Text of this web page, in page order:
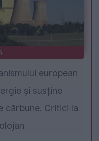
european
și susține
cărbune. Critici la